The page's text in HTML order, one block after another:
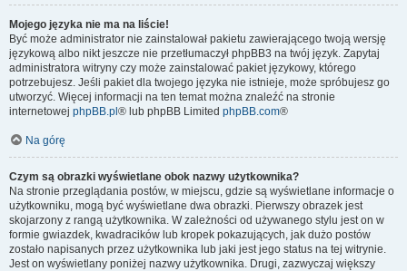
Mojego języka nie ma na liście!
Być może administrator nie zainstalował pakietu zawierającego twoją wersję
językową albo nikt jeszcze nie przetłumaczył phpBB3 na twój język. Zapytaj
administratora witryny czy może zainstalować pakiet językowy, którego
potrzebujesz. Jeśli pakiet dla twojego języka nie istnieje, może spróbujesz go
utworzyć. Więcej informacji na ten temat można znaleźć na stronie
internetowej phpBB.pl ® lub phpBB Limited phpBB.com®
Na górę
Czym są obrazki wyświetlane obok nazwy użytkownika?
Na stronie przeglądania postów, w miejscu, gdzie są wyświetlane informacje o
użytkowniku, mogą być wyświetlane dwa obrazki. Pierwszy obrazek jest
skojarzony z rangą użytkownika. W zależności od używanego stylu jest on w
formie gwiazdek, kwadracików lub kropek pokazujących, jak dużo postów
zostało napisanych przez użytkownika lub jaki jest jego status na tej witrynie.
Jest on wyświetlany poniżej nazwy użytkownika. Drugi, zazwyczaj większy